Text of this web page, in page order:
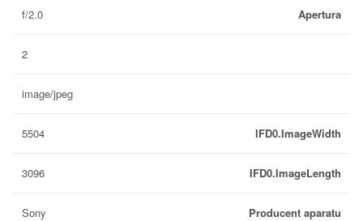
Apertura
f/2.0
2
image/jpeg
IFD0.ImageWidth
5504
IFD0.ImageLength
3096
Producent aparatu
Sony